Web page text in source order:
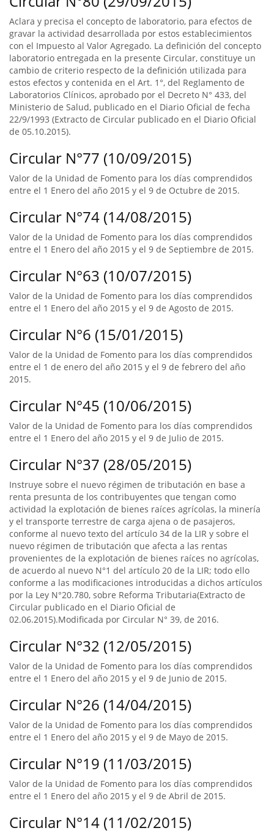
Aclara y precisa el concepto de laboratorio, para efectos de
gravar la actividad desarrollada por estos establecimientos
con el Impuesto al Valor Agregado. La definición del concepto
laboratorio entregada en la presente Circular, constituye un
cambio de criterio respecto de la definición utilizada para
estos efectos y contenida en el Art. 1°, del Reglamento de
Laboratorios Clínicos, aprobado por el Decreto N° 433, del
Ministerio de Salud, publicado en el Diario Oficial de fecha
22/9/1993 (Extracto de Circular publicado en el Diario Oficial
de 05.10.2015).
Circular N°77 (10/09/2015)
Valor de la Unidad de Fomento para los días comprendidos
entre el 1 Enero del año 2015 y el 9 de Octubre de 2015.
Circular N°74 (14/08/2015)
Valor de la Unidad de Fomento para los días comprendidos
entre el 1 Enero del año 2015 y el 9 de Septiembre de 2015.
Circular N°63 (10/07/2015)
Valor de la Unidad de Fomento para los días comprendidos
entre el 1 Enero del año 2015 y el 9 de Agosto de 2015.
Circular N°6 (15/01/2015)
Valor de la Unidad de Fomento para los días comprendidos
entre el 1 de enero del año 2015 y el 9 de febrero del año
2015.
Circular N°45 (10/06/2015)
Valor de la Unidad de Fomento para los días comprendidos
entre el 1 Enero del año 2015 y el 9 de Julio de 2015.
Circular N°37 (28/05/2015)
Instruye sobre el nuevo régimen de tributación en base a
renta presunta de los contribuyentes que tengan como
actividad la explotación de bienes raíces agrícolas, la minería
y el transporte terrestre de carga ajena o de pasajeros,
conforme al nuevo texto del artículo 34 de la LIR y sobre el
nuevo régimen de tributación que afecta a las rentas
provenientes de la explotación de bienes raíces no agrícolas,
de acuerdo al nuevo N°1 del artículo 20 de la LIR; todo ello
conforme a las modificaciones introducidas a dichos artículos
por la Ley N°20.780, sobre Reforma Tributaria(Extracto de
Circular publicado en el Diario Oficial de
02.06.2015).Modificada por Circular N° 39, de 2016.
Circular N°32 (12/05/2015)
Valor de la Unidad de Fomento para los días comprendidos
entre el 1 Enero del año 2015 y el 9 de Junio de 2015.
Circular N°26 (14/04/2015)
Valor de la Unidad de Fomento para los días comprendidos
entre el 1 Enero del año 2015 y el 9 de Mayo de 2015.
Circular N°19 (11/03/2015)
Valor de la Unidad de Fomento para los días comprendidos
entre el 1 Enero del año 2015 y el 9 de Abril de 2015.
Circular N°14 (11/02/2015)